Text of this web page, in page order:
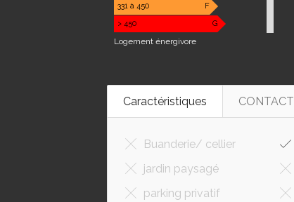
331 à 450
F
> 450
G
Logement énergivore
Caractéristiques CONTACT
Buanderie/ cellier
jardin paysagé
parking privatif